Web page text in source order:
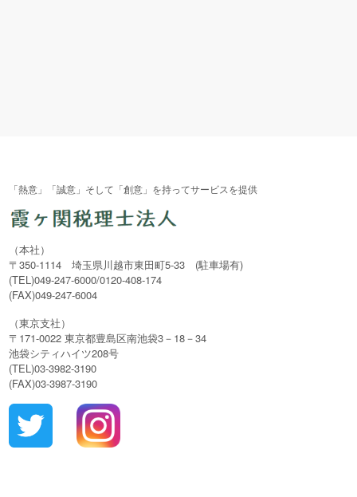
「熱意」「誠意」そして「創意」を持ってサービスを提供
（本社）
〒350-1114 埼玉県川越市東田町5-33 (駐車場有)
(TEL)049-247-6000/0120-408-174
(FAX)049-247-6004
（東京支社）
〒171-0022 東京都豊島区南池袋3－18－34
池袋シティハイツ208号
(TEL)03-3982-3190
(FAX)03-3987-3190